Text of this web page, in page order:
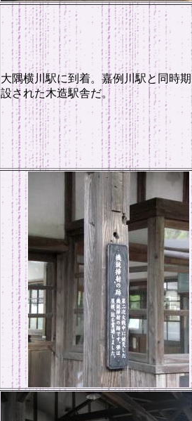
大隅横川駅に到着。嘉例川駅と同時
設された木造駅舎だ。